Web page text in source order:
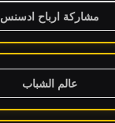
مشاركة ارباح ادسنس
عالم الشباب